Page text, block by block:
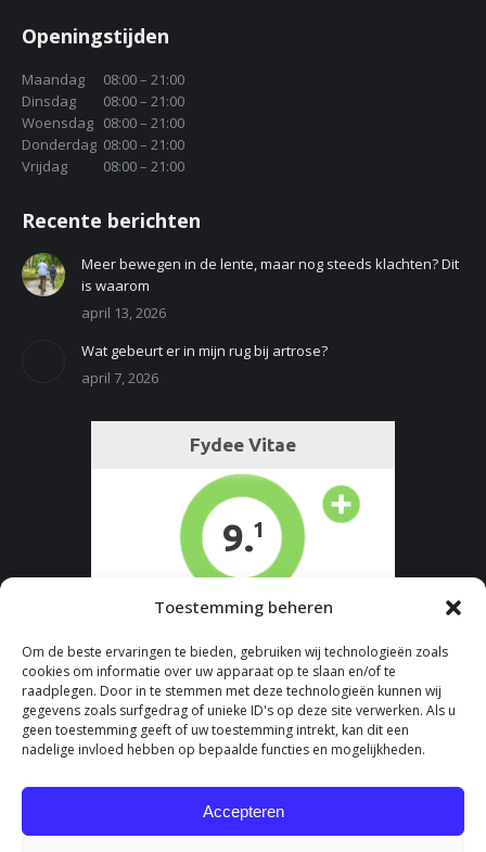
Toestemming beheren
Om de beste ervaringen te bieden, gebruiken wij technologieën zoals
cookies om informatie over uw apparaat op te slaan en/of te
raadplegen. Door in te stemmen met deze technologieën kunnen wij
gegevens zoals surfgedrag of unieke ID's op deze site verwerken. Als u
geen toestemming geeft of uw toestemming intrekt, kan dit een
nadelige invloed hebben op bepaalde functies en mogelijkheden.
Accepteren
opens
in
new
window
opens
in
new
window
Openingstijden
Maandag
08:00 – 21:00
Dinsdag
08:00 – 21:00
Woensdag 08:00 – 21:00
Donderdag 08:00 – 21:00
Vrijdag
08:00 – 21:00
Recente berichten
Meer bewegen in de lente, maar nog steeds klachten? Dit
is waarom
april 13, 2026
Wat gebeurt er in mijn rug bij artrose?
april 7, 2026